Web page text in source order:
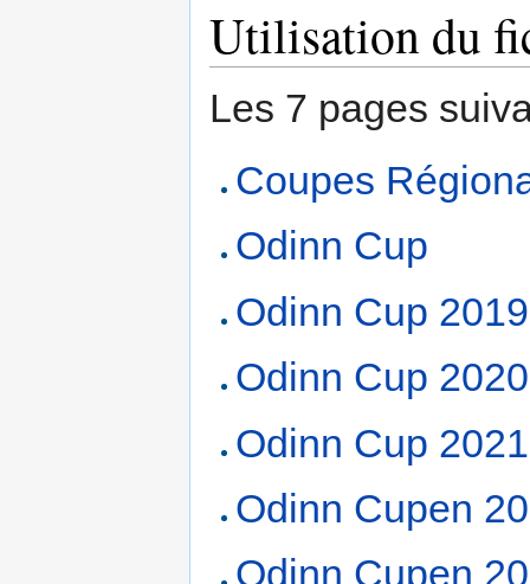
Utilisation du
Les 7 pages
Coupes
Odinn Cup
Odinn Cup 2019
Odinn Cup 2020
Odinn Cup 2021
Odinn Cupen
Odinn Cupen